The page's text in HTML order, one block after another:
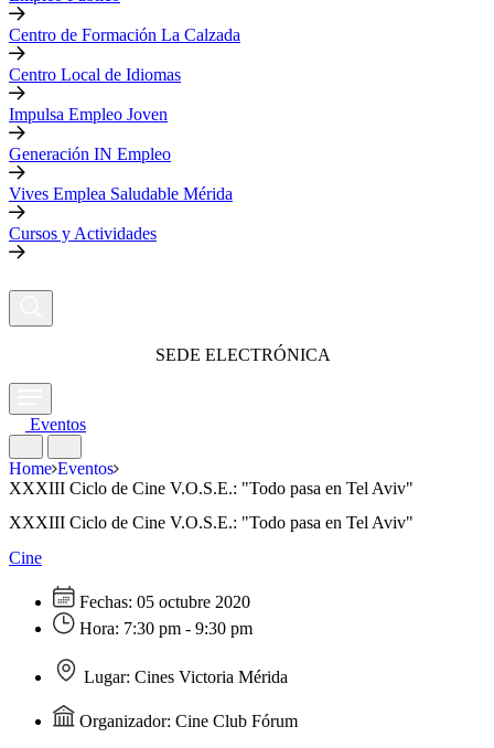
Centro de Formación La Calzada
Centro Local de Idiomas
Impulsa Empleo Joven
Generación IN Empleo
Vives Emplea Saludable Mérida
Cursos y Actividades
SEDE ELECTRÓNICA
Eventos
Home Eventos
XXXIII Ciclo de Cine V.O.S.E.: "Todo pasa en Tel Aviv"
XXXIII Ciclo de Cine V.O.S.E.: "Todo pasa en Tel Aviv"
Cine
Fechas: 05 octubre 2020
Hora: 7:30 pm - 9:30 pm
Lugar: Cines Victoria Mérida
Organizador: Cine Club Fórum